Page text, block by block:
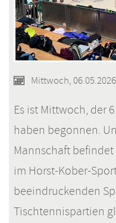
Mittwoch, 06.05.2026
Es ist Mittwoch, der
haben begonnen.
Mannschaft
im Horst-Kober-
beeindruckenden
Tischtennispartien